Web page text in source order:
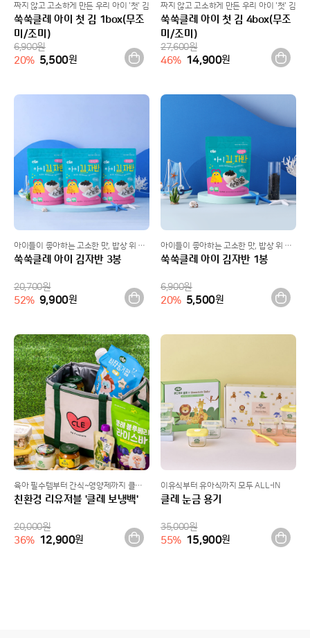
짜지 않고 고소하게 만든 우리 아이 '첫' 김
쑥쑥클레 아이 첫 김 1box(무조
미/조미)
6,900원
20% 5,500원
짜지 않고 고소하게 만든 우리 아이 '첫' 김
쑥쑥클레 아이 첫 김 4box(무조
미/조미)
27,600원
46% 14,900원
아이들이 좋아하는 고소한 맛, 밥상 위 만능 치트키!
쑥쑥클레 아이 김자반 3봉
20,700원
52% 9,900원
아이들이 좋아하는 고소한 맛, 밥상 위 만능 치트키!
쑥쑥클레 아이 김자반 1봉
6,900원
20% 5,500원
육아 필수템부터 간식~영양제까지 클레 리유저블백에 한번에 쏘옥!
친환경 리유저블 '클레 보냉백'
20,000원
36% 12,900원
이유식부터 유아식까지 모두 ALL-IN
클레 눈금 용기
35,000원
55% 15,900원